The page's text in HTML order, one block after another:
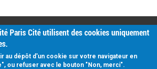
Paris Cité utilisent des cookies uniquement
au dépôt d'un cookie sur votre navigateur en
ou refuser avec le bouton "Non, merci".